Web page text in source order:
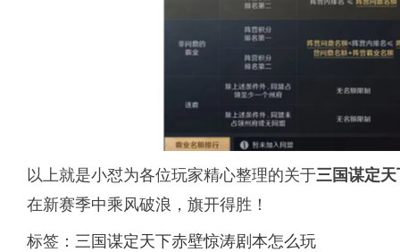
以上就是小怼为各位玩家精心整理的关于三国谋定
在新赛季中乘风破浪，旗开得胜！
标签： 三国谋定天下赤壁惊涛剧本怎么玩